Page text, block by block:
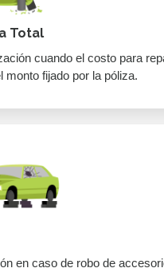
Total
cuando el costo para
monto fijado por la póliza.
en caso de robo de